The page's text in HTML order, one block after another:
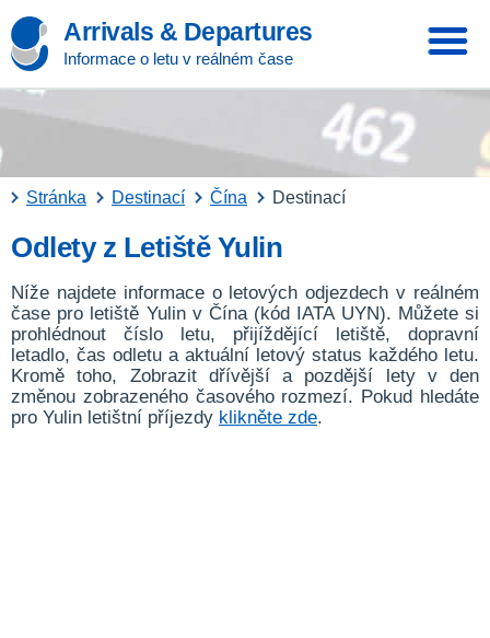
Arrivals & Departures
Informace o letu v reálném čase
Stránka Destinací Čína Destinací
Odlety z Letiště Yulin
Níže najdete informace o letových odjezdech v reálném
čase pro letiště Yulin v Čína (kód IATA UYN). Můžete si
prohlédnout číslo letu, přijíždějící letiště, dopravní
letadlo, čas odletu a aktuální letový status každého letu.
Kromě toho, Zobrazit dřívější a pozdější lety v den
změnou zobrazeného časového rozmezí. Pokud hledáte
pro Yulin letištní příjezdy klikněte zde.